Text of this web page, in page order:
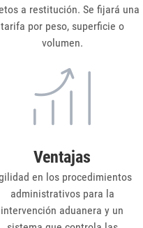
a restitución. Se fijará una
tarifa por peso, superficie o
volumen.
Ventajas
en los procedimientos
administrativos para la
intervención aduanera y un